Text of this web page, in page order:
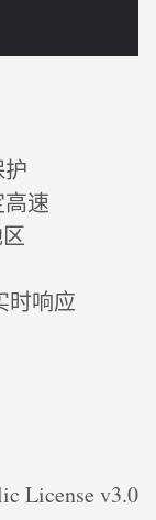
速
时响应
License v3.0